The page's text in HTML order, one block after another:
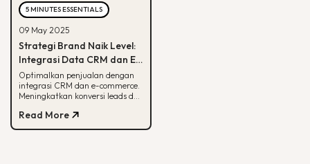
5 MINUTES ESSENTIALS
09 May 2025
Strategi Brand Naik Level:
Integrasi Data CRM dan E-
commerce
Optimalkan penjualan dengan
integrasi CRM dan e-commerce.
Meningkatkan konversi leads dan
terarah
Read More